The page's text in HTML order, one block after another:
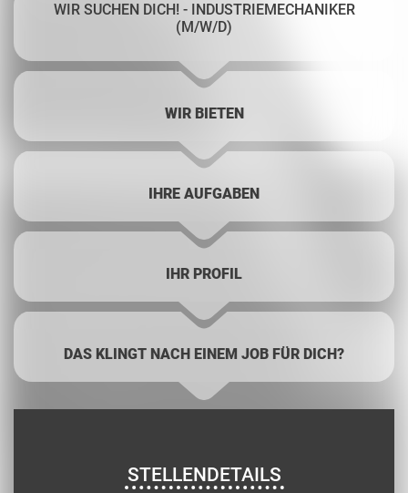
WIR SUCHEN DICH! - INDUSTRIEMECHANIKER
(M/W/D)
WIR BIETEN
IHRE AUFGABEN
IHR PROFIL
DAS KLINGT NACH EINEM JOB FÜR DICH?
STELLENDETAILS